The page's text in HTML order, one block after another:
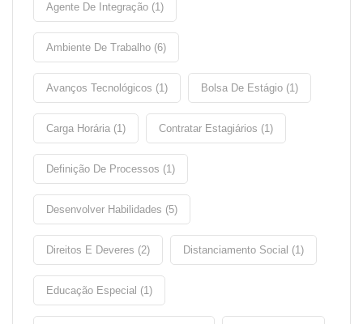
Agente De Integração (1)
Ambiente De Trabalho (6)
Avanços Tecnológicos (1) Bolsa De Estágio (1)
Carga Horária (1) Contratar Estagiários (1)
Definição De Processos (1)
Desenvolver Habilidades (5)
Direitos E Deveres (2) Distanciamento Social (1)
Educação Especial (1)